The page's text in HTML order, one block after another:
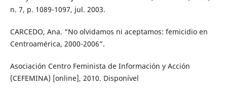
n. 7, p. 1089-1097, jul. 2003.
CARCEDO, Ana. “No olvidamos ni aceptamos: femicidio en
Centroamérica, 2000-2006”.
Asociación Centro Feminista de Información y Acción
(CEFEMINA) [online], 2010. Disponível